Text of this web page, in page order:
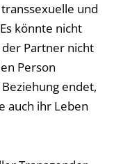
und
könnte nicht
Partner nicht
Person
endet,
auch ihr Leben